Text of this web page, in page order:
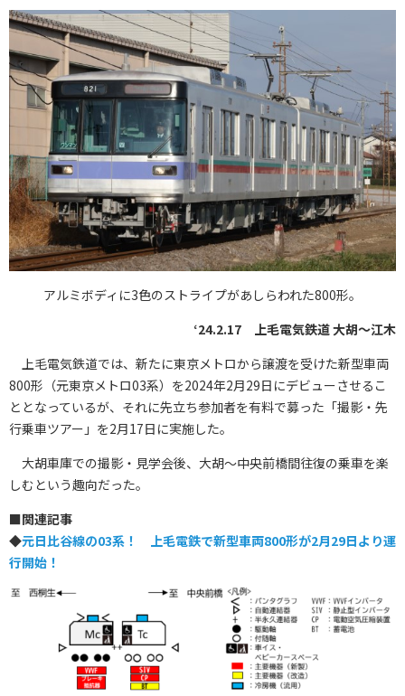
アルミボディに3色のストライプがあしらわれた800形。
‘24.2.17 上毛電気鉄道 大胡〜江木
上毛電気鉄道では、新たに東京メトロから譲渡を受けた新型車両
800形（元東京メトロ03系）を2024年2月29日にデビューさせるこ
ととなっているが、それに先立ち参加者を有料で募った「撮影・先
行乗車ツアー」を2月17日に実施した。
大胡車庫での撮影・見学会後、大胡～中央前橋間往復の乗車を楽
しむという趣向だった。
■関連記事
◆元日比谷線の03系！ 上毛電鉄で新型車両800形が2月29日より運
行開始！